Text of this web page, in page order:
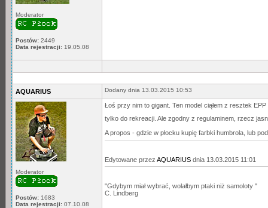
Moderator
Postów: 2449
Data rejestracji: 19.05.08
AQUARIUS Dodany dnia 13.03.2015 10:53
Moderator
Postów: 1683
Data rejestracji: 07.10.08
Łoś przy nim to gigant. Ten model ciąłem z resztek
tylko do rekreacji. Ale zgodny z regulaminem, rzecz
A propos - gdzie w płocku kupię farbki humbrola, lub
Edytowane przez AQUARIUS dnia 13.03.2015 11:01
"Gdybym miał wybrać, wolałbym ptaki niż samoloty "
C. Lindberg